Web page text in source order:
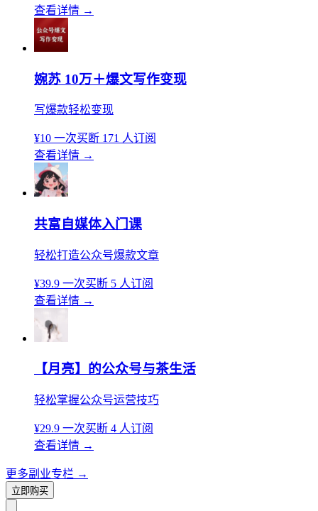
查看详情 →
婉苏 10万＋爆文写作变现
写爆款轻松变现
¥10 一次买断 171 人订阅
查看详情 →
共富自媒体入门课
轻松打造公众号爆款文章
¥39.9 一次买断 5 人订阅
查看详情 →
【月亮】的公众号与茶生活
轻松掌握公众号运营技巧
¥29.9 一次买断 4 人订阅
查看详情 →
更多副业专栏 →
立即购买